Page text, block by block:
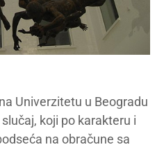
Univerzitetu u Beogradu
koji po karakteru i
na obračune sa